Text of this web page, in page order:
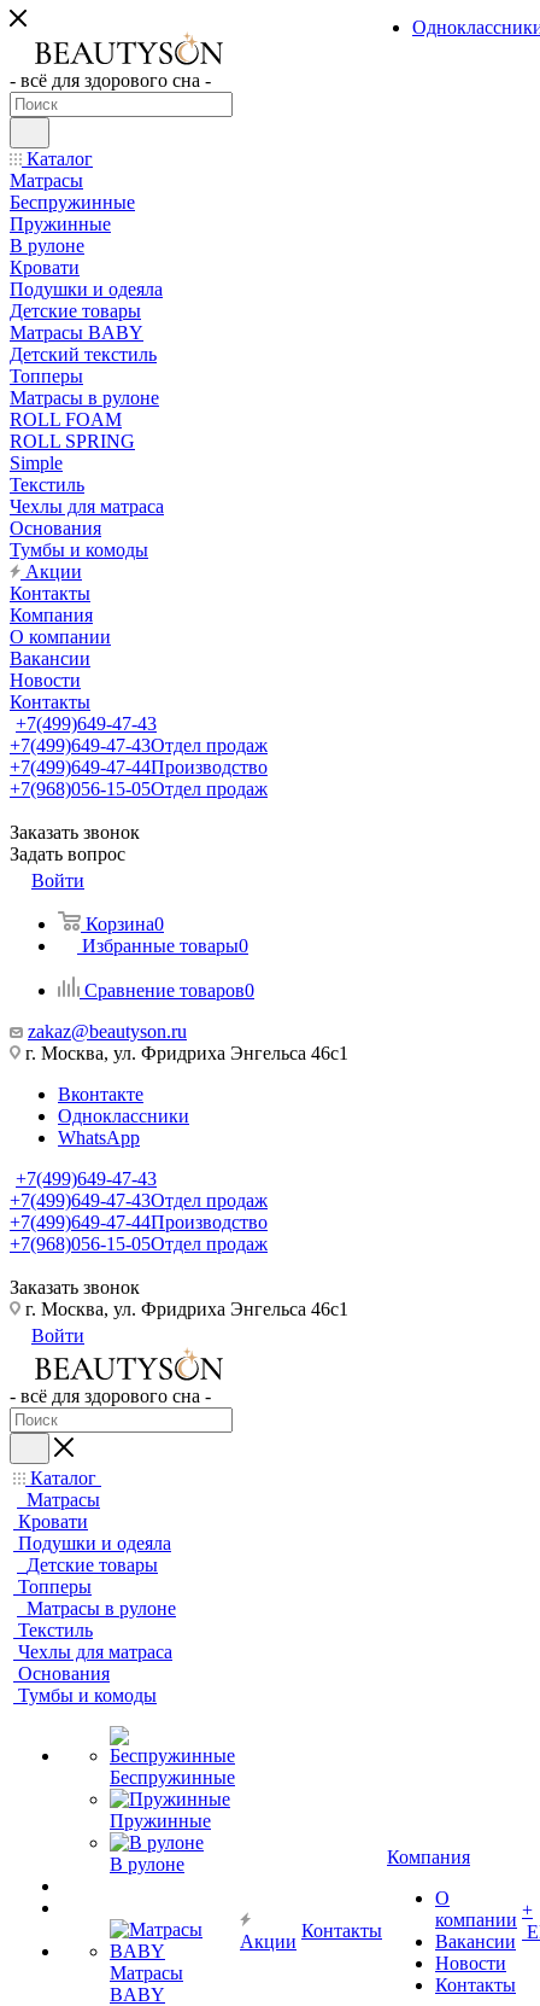
- всё для здорового сна -
Каталог
Матрасы
Беспружинные
Пружинные
В рулоне
Кровати
Подушки и одеяла
Детские товары
Матрасы BABY
Детский текстиль
Топперы
Матрасы в рулоне
ROLL FOAM
ROLL SPRING
Simple
Текстиль
Чехлы для матраса
Основания
Тумбы и комоды
Акции
Контакты
Компания
О компании
Вакансии
Новости
Контакты
+7(499)649-47-43
+7(499)649-47-43Отдел продаж
+7(499)649-47-44Производство
+7(968)056-15-05Отдел продаж
Заказать звонок
Задать вопрос
Войти
Корзина0
Избранные товары0
Сравнение товаров0
zakaz@beautyson.ru
г. Москва, ул. Фридриха Энгельса 46с1
Вконтакте
Одноклассники
WhatsApp
+7(499)649-47-43
+7(499)649-47-43Отдел продаж
+7(499)649-47-44Производство
+7(968)056-15-05Отдел продаж
Заказать звонок
г. Москва, ул. Фридриха Энгельса 46с1
Войти
- всё для здорового сна -
Каталог
Матрасы
Кровати
Подушки и одеяла
Детские товары
Топперы
Матрасы в рулоне
Текстиль
Чехлы для матраса
Основания
Тумбы и комоды
Беспружинные
Пружинные
В рулоне
Матрасы
BABY
Акции
Контакты
Компания
О
компании
Вакансии
Новости
Контакты
+